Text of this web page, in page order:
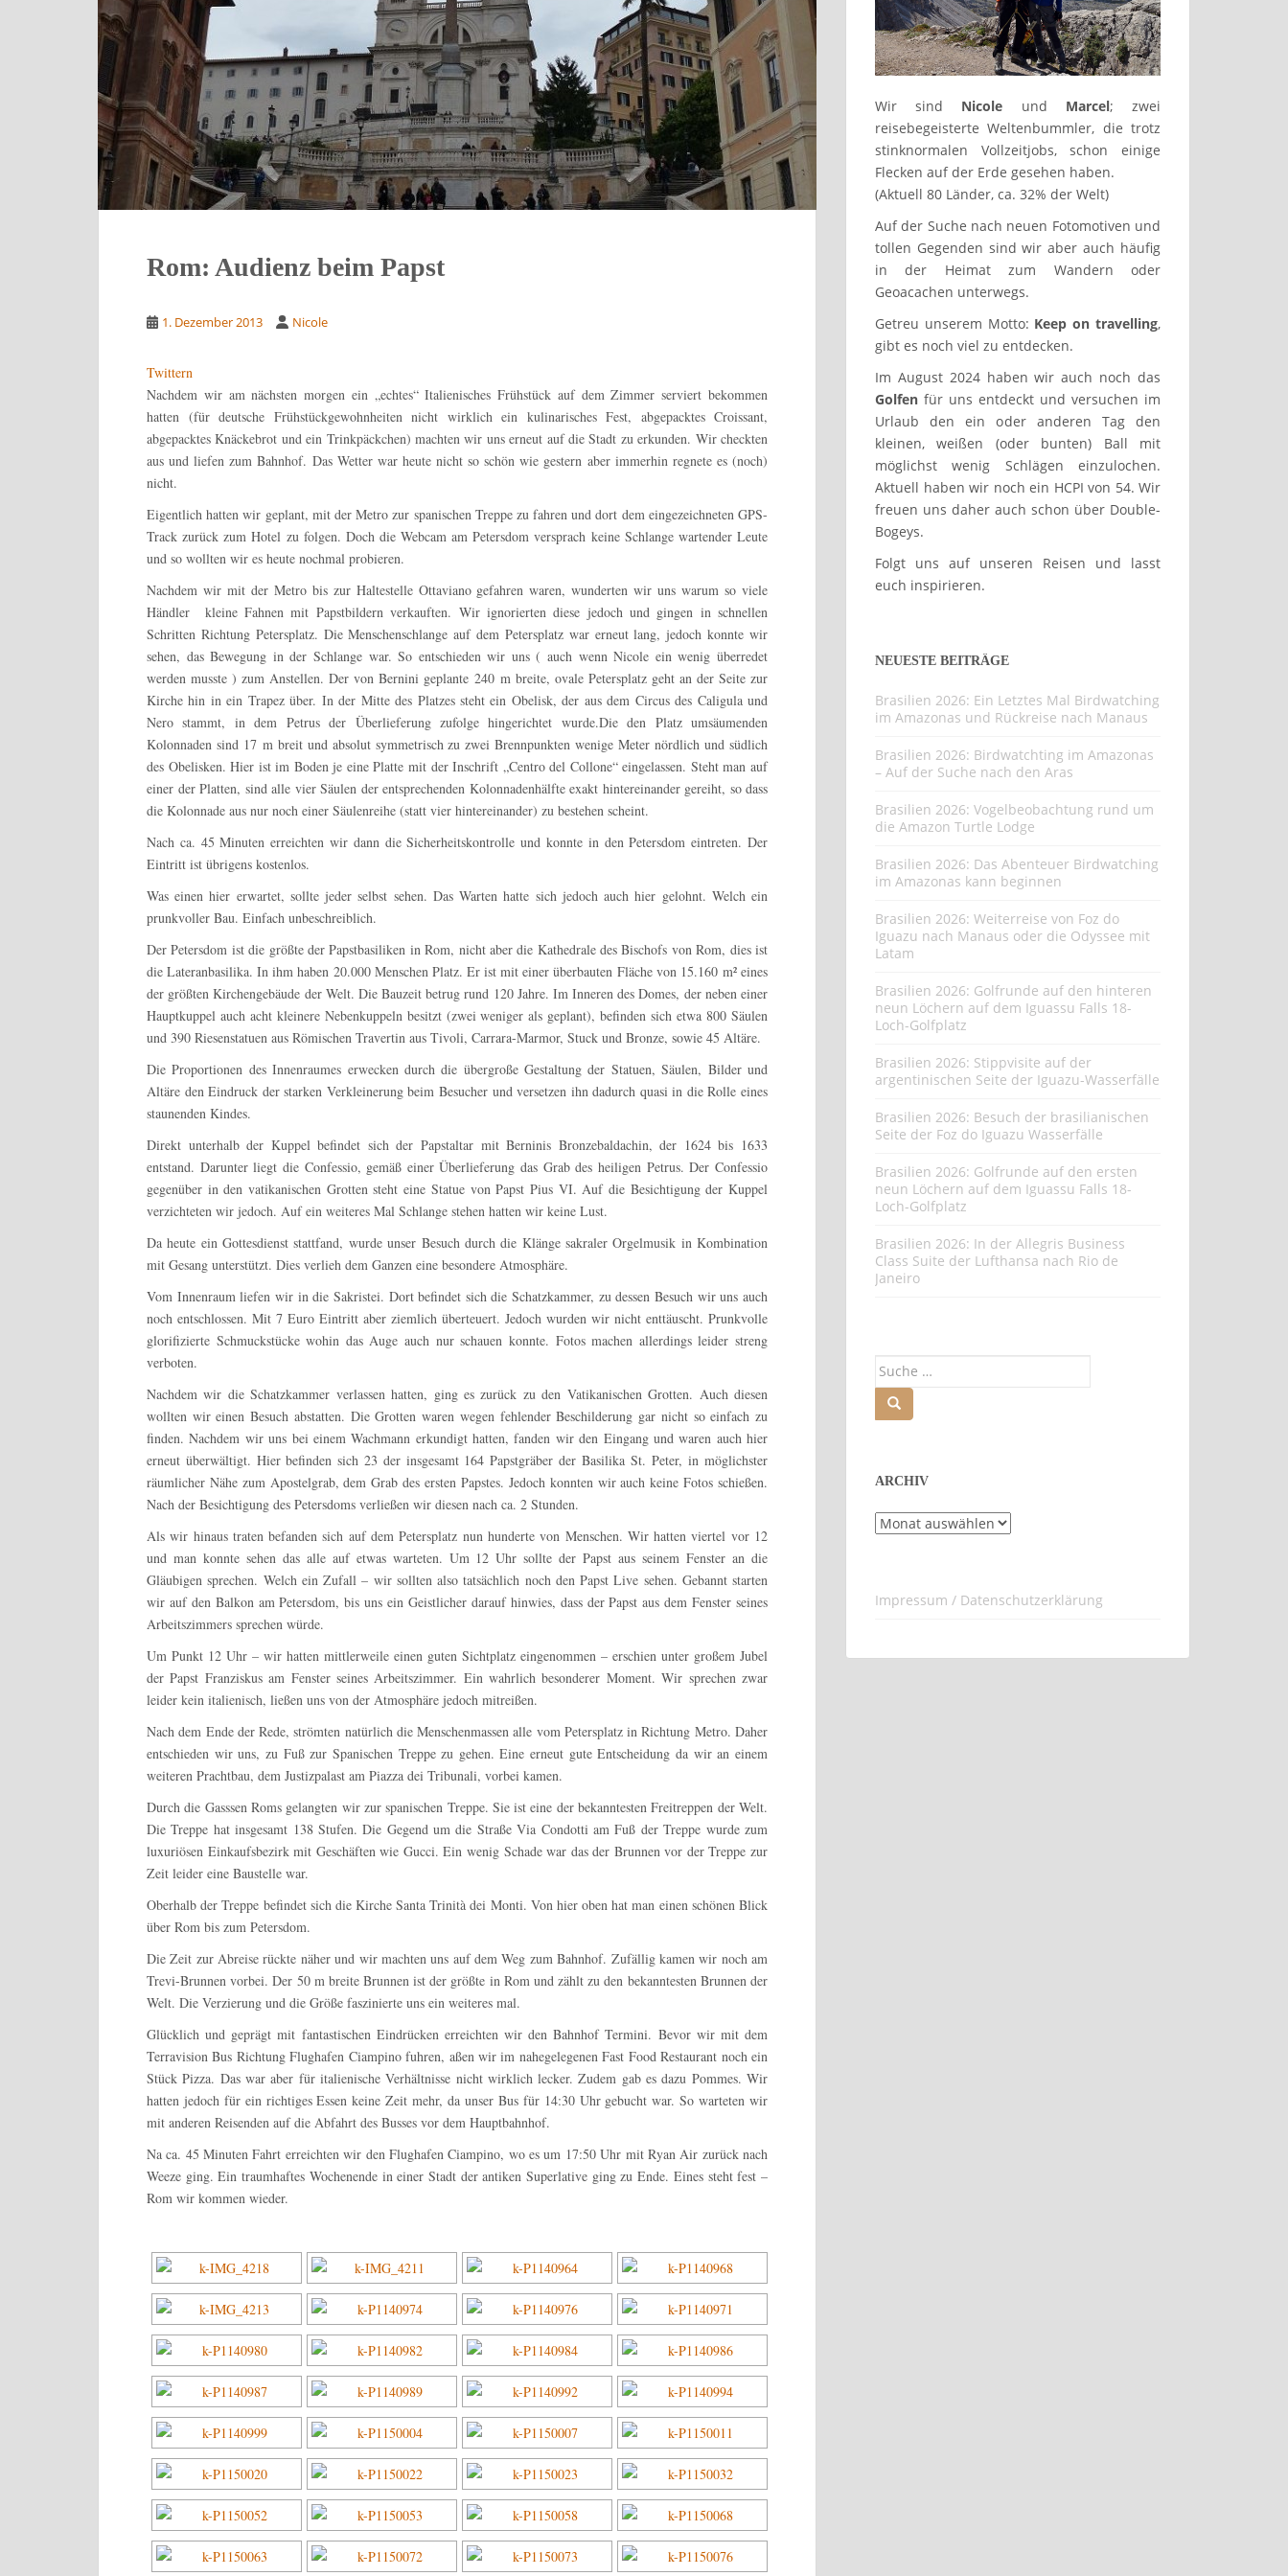
Rom: Audienz beim Papst
1. Dezember 2013 Nicole
Twittern
Nachdem wir am nächsten morgen ein „echtes“ Italienisches Frühstück auf dem Zimmer serviert bekommen
hatten (für deutsche Frühstückgewohnheiten nicht wirklich ein kulinarisches Fest, abgepacktes Croissant,
abgepacktes Knäckebrot und ein Trinkpäckchen) machten wir uns erneut auf die Stadt zu erkunden. Wir checkten
aus und liefen zum Bahnhof. Das Wetter war heute nicht so schön wie gestern aber immerhin regnete es (noch)
nicht.
Eigentlich hatten wir geplant, mit der Metro zur spanischen Treppe zu fahren und dort dem eingezeichneten GPS-
Track zurück zum Hotel zu folgen. Doch die Webcam am Petersdom versprach keine Schlange wartender Leute
und so wollten wir es heute nochmal probieren.
Nachdem wir mit der Metro bis zur Haltestelle Ottaviano gefahren waren, wunderten wir uns warum so viele
Händler kleine Fahnen mit Papstbildern verkauften. Wir ignorierten diese jedoch und gingen in schnellen
Schritten Richtung Petersplatz. Die Menschenschlange auf dem Petersplatz war erneut lang, jedoch konnte wir
sehen, das Bewegung in der Schlange war. So entschieden wir uns ( auch wenn Nicole ein wenig überredet
werden musste ) zum Anstellen. Der von Bernini geplante 240 m breite, ovalePetersplatz geht an der Seite zur
Kirche hin in ein Trapez über. In der Mitte des Platzes steht ein Obelisk, der aus dem Circus des Caligula und
Nero stammt, in dem Petrus der Überlieferung zufolge hingerichtet wurde.Die den Platz umsäumenden
Kolonnaden sind 17 m breit und absolut symmetrisch zu zweiBrennpunkten wenige Meter nördlich und südlich
des Obelisken. Hier ist im Boden je eine Platte mit der Inschrift „Centro del Collone“ eingelassen. Steht man auf
einer der Platten, sind alle vier Säulen der entsprechenden Kolonnadenhälfte exakt hintereinander gereiht, so dass
die Kolonnade aus nur noch einer Säulenreihe (statt vier hintereinander) zu bestehen scheint.
Nach ca. 45 Minuten erreichten wir dann die Sicherheitskontrolle und konnte in den Petersdom eintreten. Der
Eintritt ist übrigens kostenlos.
Was einen hier erwartet, sollte jeder selbst sehen. Das Warten hatte sich jedoch auch hier gelohnt. Welch ein
prunkvoller Bau. Einfach unbeschreiblich.
Der Petersdom ist die größte derPapstbasiliken in Rom, nicht aber die Kathedrale des Bischofs von Rom, dies ist
die Lateranbasilika. In ihm haben 20.000 Menschen Platz. Er ist mit einer überbauten Fläche von 15.160 m² eines
der größten Kirchengebäude der Welt. Die Bauzeit betrug rund 120 Jahre. Im Inneren des Domes, der neben einer
Hauptkuppel auch acht kleinere Nebenkuppeln besitzt (zwei weniger als geplant), befinden sich etwa 800 Säulen
und 390 Riesenstatuen aus Römischen Travertin aus Tivoli, Carrara-Marmor, Stuck und Bronze, sowie 45 Altäre.
Die Proportionen des Innenraumes erwecken durch die übergroße Gestaltung der Statuen, Säulen, Bilder und
Altäre den Eindruck der starken Verkleinerung beim Besucher und versetzen ihn dadurch quasi in die Rolle eines
staunenden Kindes.
Direkt unterhalb der Kuppel befindet sich der Papstaltar mit Berninis Bronzebaldachin, der 1624 bis 1633
entstand. Darunter liegt die Confessio, gemäß einer Überlieferung das Grab des heiligen Petrus. Der Confessio
gegenüber in den vatikanischen Grotten steht eine Statue von Papst Pius VI. Auf die Besichtigung der Kuppel
verzichteten wir jedoch. Auf ein weiteres Mal Schlange stehen hatten wir keine Lust.
Da heute ein Gottesdienst stattfand, wurde unser Besuch durch die Klänge sakraler Orgelmusik in Kombination
mit Gesang unterstützt. Dies verlieh dem Ganzen eine besondere Atmosphäre.
Vom Innenraum liefen wir in die Sakristei. Dort befindet sich die Schatzkammer, zu dessen Besuch wir uns auch
noch entschlossen. Mit 7 Euro Eintritt aber ziemlich überteuert. Jedoch wurden wir nicht enttäuscht. Prunkvolle
glorifizierte Schmuckstücke wohin das Auge auch nur schauen konnte. Fotos machen allerdings leider streng
verboten.
Nachdem wir die Schatzkammer verlassen hatten, ging es zurück zu den Vatikanischen Grotten. Auch diesen
wollten wir einen Besuch abstatten. Die Grotten waren wegen fehlender Beschilderung gar nicht so einfach zu
finden. Nachdem wir uns bei einem Wachmann erkundigt hatten, fanden wir den Eingang und waren auch hier
erneut überwältigt. Hier befinden sich 23 der insgesamt 164 Papstgräber der Basilika St. Peter, in möglichster
räumlicher Nähe zum Apostelgrab, dem Grab des ersten Papstes. Jedoch konnten wir auch keine Fotos schießen.
Nach der Besichtigung des Petersdoms verließen wir diesen nach ca. 2 Stunden.
Als wir hinaus traten befanden sich auf dem Petersplatz nun hunderte von Menschen. Wir hatten viertel vor 12
und man konnte sehen das alle auf etwas warteten. Um 12 Uhr sollte der Papst aus seinem Fenster an die
Gläubigen sprechen. Welch ein Zufall – wir sollten also tatsächlich noch den Papst Live sehen. Gebannt starten
wir auf den Balkon am Petersdom, bis uns ein Geistlicher darauf hinwies, dass der Papst aus dem Fenster seines
Arbeitszimmers sprechen würde.
Um Punkt 12 Uhr – wir hatten mittlerweile einen guten Sichtplatz eingenommen – erschien unter großem Jubel
der Papst Franziskus am Fenster seines Arbeitszimmer. Ein wahrlich besonderer Moment. Wir sprechen zwar
leider kein italienisch, ließen uns von der Atmosphäre jedoch mitreißen.
Nach dem Ende der Rede, strömten natürlich die Menschenmassen alle vom Petersplatz in Richtung Metro. Daher
entschieden wir uns, zu Fuß zur Spanischen Treppe zu gehen. Eine erneut gute Entscheidung da wir an einem
weiteren Prachtbau, dem Justizpalast am Piazza dei Tribunali, vorbei kamen.
Durch die Gasssen Roms gelangten wir zur spanischen Treppe. Sie ist eine der bekanntesten Freitreppen der Welt.
Die Treppe hat insgesamt 138 Stufen. Die Gegend um die Straße Via Condotti am Fuß der Treppe wurde zum
luxuriösen Einkaufsbezirk mit Geschäften wie Gucci. Ein wenig Schade war das der Brunnen vor der Treppe zur
Zeit leider eine Baustelle war.
Oberhalb der Treppe befindet sich die Kirche Santa Trinità dei Monti. Von hier oben hat man einen schönen Blick
über Rom bis zum Petersdom.
Die Zeit zur Abreise rückte näher und wir machten uns auf dem Weg zum Bahnhof. Zufällig kamen wir noch am
Trevi-Brunnen vorbei. Der 50 m breite Brunnen ist der größte in Rom und zählt zu den bekanntesten Brunnen der
Welt. Die Verzierung und die Größe faszinierte uns ein weiteres mal.
Glücklich und geprägt mit fantastischen Eindrücken erreichten wir den Bahnhof Termini. Bevor wir mit dem
Terravision Bus Richtung Flughafen Ciampino fuhren, aßen wir im nahegelegenen Fast Food Restaurant noch ein
Stück Pizza. Das war aber für italienische Verhältnisse nicht wirklich lecker. Zudem gab es dazu Pommes. Wir
hatten jedoch für ein richtiges Essen keine Zeit mehr, da unser Bus für 14:30 Uhr gebucht war. So warteten wir
mit anderen Reisenden auf die Abfahrt des Busses vor dem Hauptbahnhof.
Na ca. 45 Minuten Fahrt erreichten wir den Flughafen Ciampino, wo es um 17:50 Uhr mit Ryan Air zurück nach
Weeze ging. Ein traumhaftes Wochenende in einer Stadt der antiken Superlative ging zu Ende. Eines steht fest –
Rom wir kommen wieder.
Wir sind Nicole und Marcel; zwei
reisebegeisterte Weltenbummler, die trotz
stinknormalen Vollzeitjobs, schon einige
Flecken auf der Erde gesehen haben.
(Aktuell 80 Länder, ca. 32% der Welt)
Auf der Suche nach neuen Fotomotiven und
tollen Gegenden sind wir aber auch häufig
in der Heimat zum Wandern oder
Geoacachen unterwegs.
Getreu unserem Motto: Keep on travelling,
gibt es noch viel zu entdecken.
Im August 2024 haben wir auch noch das
Golfen für uns entdeckt und versuchen im
Urlaub den ein oder anderen Tag den
kleinen, weißen (oder bunten) Ball mit
möglichst wenig Schlägen einzulochen.
Aktuell haben wir noch ein HCPI von 54. Wir
freuen uns daher auch schon über Double-
Bogeys.
Folgt uns auf unseren Reisen und lasst
euch inspirieren.
NEUESTE BEITRÄGE
Brasilien 2026: Ein Letztes Mal Birdwatching
im Amazonas und Rückreise nach Manaus
Brasilien 2026: Birdwatchting im Amazonas
– Auf der Suche nach den Aras
Brasilien 2026: Vogelbeobachtung rund um
die Amazon Turtle Lodge
Brasilien 2026: Das Abenteuer Birdwatching
im Amazonas kann beginnen
Brasilien 2026: Weiterreise von Foz do
Iguazu nach Manaus oder die Odyssee mit
Latam
Brasilien 2026: Golfrunde auf den hinteren
neun Löchern auf dem Iguassu Falls 18-
Loch-Golfplatz
Brasilien 2026: Stippvisite auf der
argentinischen Seite der Iguazu-Wasserfälle
Brasilien 2026: Besuch der brasilianischen
Seite der Foz do Iguazu Wasserfälle
Brasilien 2026: Golfrunde auf den ersten
neun Löchern auf dem Iguassu Falls 18-
Loch-Golfplatz
Brasilien 2026: In der Allegris Business
Class Suite der Lufthansa nach Rio de
Janeiro
ARCHIV
Archiv
Impressum / Datenschutzerklärung